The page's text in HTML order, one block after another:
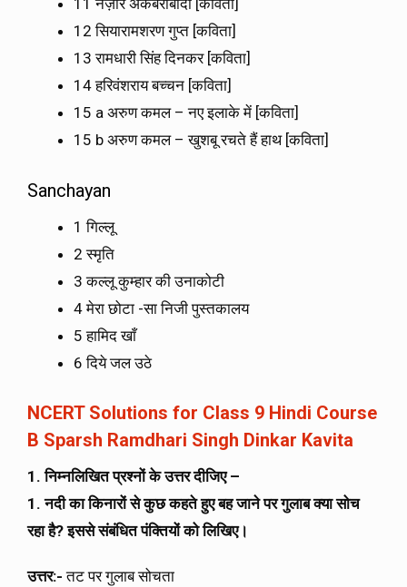
11 नज़ीर अकबराबादी [कविता]
12 सियारामशरण गुप्त [कविता]
13 रामधारी सिंह दिनकर [कविता]
14 हरिवंशराय बच्चन [कविता]
15 a अरुण कमल – नए इलाके में [कविता]
15 b अरुण कमल – खुशबू रचते हैं हाथ [कविता]
Sanchayan
1 गिल्लू
2 स्मृति
3 कल्लू कुम्हार की उनाकोटी
4 मेरा छोटा -सा निजी पुस्तकालय
5 हामिद खाँ
6 दिये जल उठे
NCERT Solutions for Class 9 Hindi Course
B Sparsh Ramdhari Singh Dinkar Kavita
1. निम्नलिखित प्रश्नों के उत्तर दीजिए –
1. नदी का किनारों से कुछ कहते हुए बह जाने पर गुलाब क्या सोच
रहा है? इससे संबंधित पंक्तियों को लिखिए।
उत्तर:-तट पर गुलाब सोचता